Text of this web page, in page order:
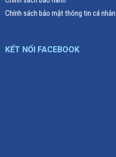
Chính sách bảo mật thông tin cá nhân
KẾT NỐI FACEBOOK